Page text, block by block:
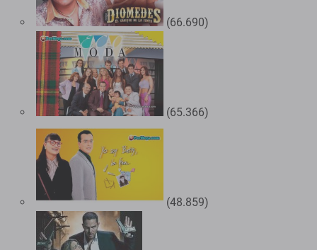
(66.690)
(65.366)
(48.859)